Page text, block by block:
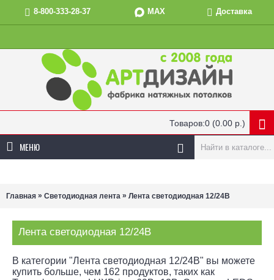
8-800-333-28-37 MAX Доставка
Товаров:0 (0.00 р.)
МЕНЮ
Главная » Светодиодная лента » Лента светодиодная 12/24В
Лента светодиодная 12/24В
В категории "Лента светодиодная 12/24В" вы можете
купить больше, чем 162 продуктов, таких как